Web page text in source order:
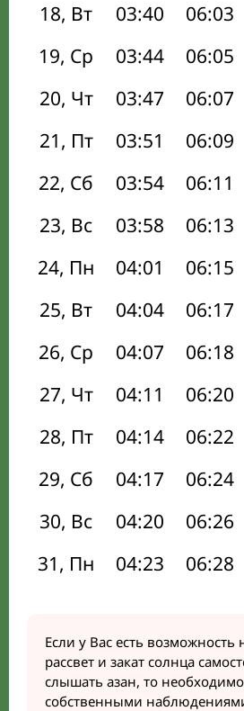
18, Вт
03:40 06:03
19, Ср
03:44 06:05
20, Чт
03:47 06:07
21, Пт
03:51 06:09
22, Сб
03:54 06:11
23, Вс
03:58 06:13
24, Пн
04:01 06:15
25, Вт
04:04 06:17
26, Ср
04:07 06:18
27, Чт
04:11 06:20
28, Пт
04:14 06:22
29, Сб
04:17 06:24
30, Вс
04:20 06:26
31, Пн
04:23 06:28
Если у Вас есть возможность
рассвет и закат солнца
слышать азан, то
собственными